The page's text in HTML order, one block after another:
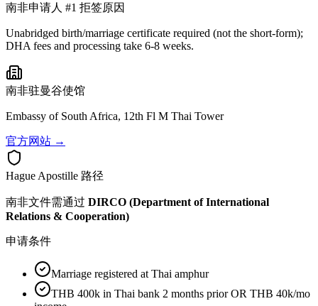
南非申请人 #1 拒签原因
Unabridged birth/marriage certificate required (not the short-form);
DHA fees and processing take 6-8 weeks.
南非驻曼谷使馆
Embassy of South Africa, 12th Fl M Thai Tower
官方网站 →
Hague Apostille 路径
南非文件需通过 DIRCO (Department of International
Relations & Cooperation)
申请条件
Marriage registered at Thai amphur
THB 400k in Thai bank 2 months prior OR THB 40k/mo